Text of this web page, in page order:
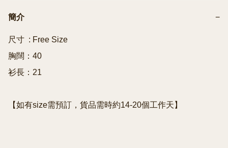
簡介 −
尺寸  : Free Size
胸闊：40
衫長：21
【如有size需預訂，貨品需時約14-20個工作天】